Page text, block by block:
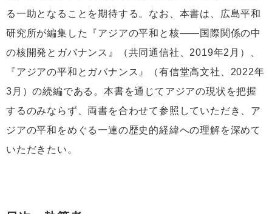
る一助となることを期待する。なお、本書は、広島平和
研究所が編集した『アジアの平和と核――国際関係の中
の核開発とガバナンス』（共同通信社、2019年2月）、
『アジアの平和とガバナンス』（有信堂高文社、2022年
3月）の続編である。本書を通じてアジアの現状を把握
するのみならず、両書を合わせて参照していただき、ア
ジアの平和をめぐる一連の歴史的経緯への理解を深めて
いただきたい。